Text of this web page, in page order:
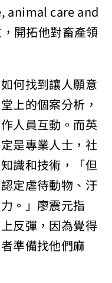
animal care and
開拓他對畜產領
何找到讓人願意
上的個案分析，
人員互動。而英
是專業人士，社
識和技術，「但
定虐待動物、汙
。」廖震元指
反彈，因為覺得
準備找他們麻